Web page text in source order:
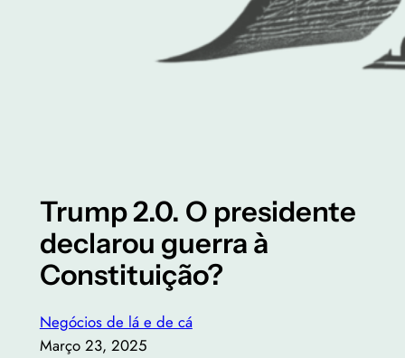
Trump 2.0. O presidente
declarou guerra à
Constituição?
Negócios de lá e de cá
Março 23, 2025